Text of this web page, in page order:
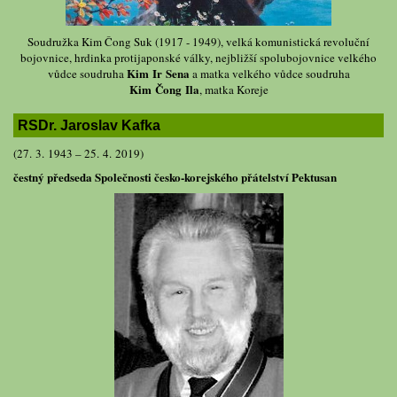
Soudružka Kim Čong Suk (1917 - 1949), velká komunistická revoluční
bojovnice, hrdinka protijaponské války, nejbližší spolubojovnice velkého
vůdce soudruhaKim Ir Sena a matka velkého vůdce soudruha
Kim Čong Ila, matka Koreje
RSDr. Jaroslav Kafka
(27. 3. 1943 – 25. 4. 2019)
čestný předseda Společnosti česko-korejského přátelství Pektusan